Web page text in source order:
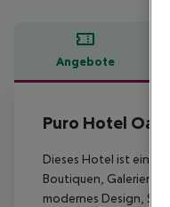
Angebote
Puro Hotel
Dieses Hotel ist ein
Boutiquen, Galerien,
modernes Design, Stil